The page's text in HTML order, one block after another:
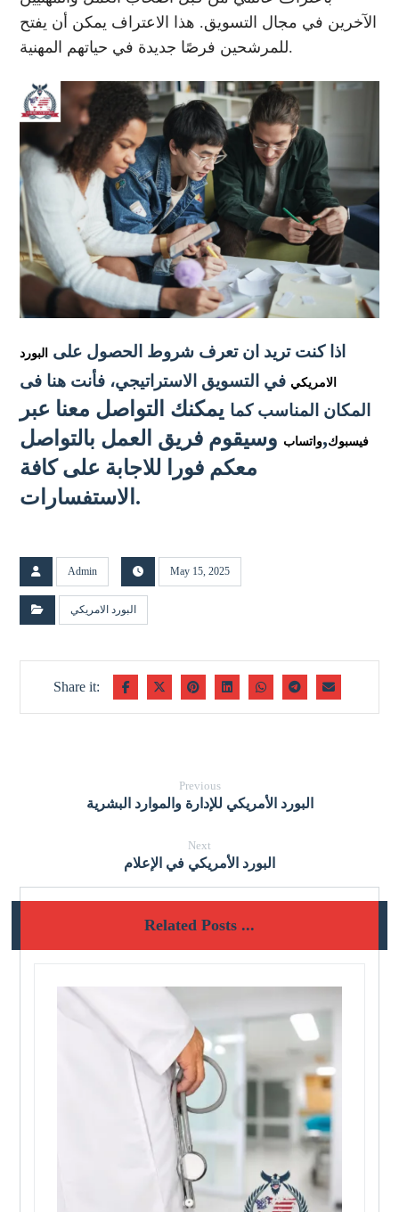
الآخرين في مجال التسويق. هذا الاعتراف يمكن أن يفتح
للمرشحين فرصًا جديدة في حياتهم المهنية.
اذا كنت تريد ان تعرف شروط الحصول على البورد
الامريكي في التسويق الاستراتيجي، فأنت هنا فى
المكان المناسب كما يمكنك التواصل معنا عبر
فيسبوك,واتساب وسيقوم فريق العمل بالتواصل
معكم فورا للاجابة على كافة
الاستفسارات.
Admin May 15, 2025
البورد الامريكي
Previous
البورد الأمريكي للإدارة والموارد البشرية
Next
البورد الأمريكي في الإعلام
Related Posts ...